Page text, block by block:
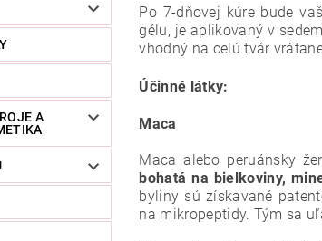
A
Po 7-dňovej kúre bude
gélu, je aplikovaný v
vhodný na celú tvár
Účinné látky:
Maca
Maca alebo peruánsky
bohatá na bielkoviny,
byliny sú získavané
na mikropeptidy. Tým sa